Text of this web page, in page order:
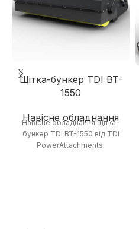
Щітка-бункер TDI BT-
1550
Навісне обладнання
Навісне обладнання Щітка-
бункер TDI BT-1550 від TDI
PowerAttachments.